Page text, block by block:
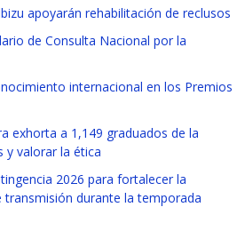
apoyarán rehabilitación de reclusos
de Consulta Nacional por la
internacional en los Premios
exhorta a 1,149 graduados de la
y valorar la ética
2026 para fortalecer la
transmisión durante la temporada